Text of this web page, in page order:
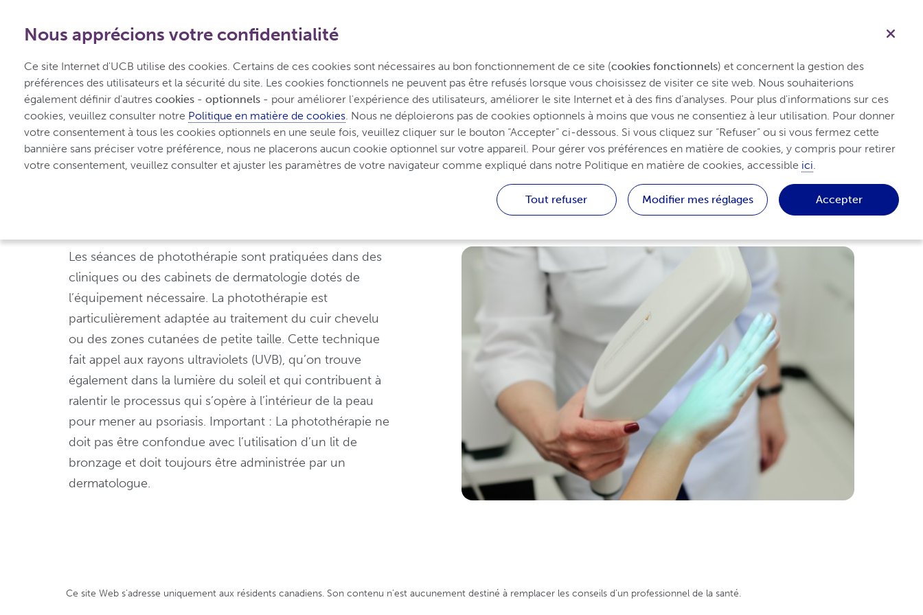
Psoriasis
UCBCares Traiter le psoriasis Photothérapie pour le traitement du psoriasis
Photothérapie pour le traitement du psoriasis
Les séances de photothérapie sont pratiquées dans des
cliniques ou des cabinets de dermatologie dotés de
l’équipement nécessaire. La photothérapie est
particulièrement adaptée au traitement du cuir chevelu
ou des zones cutanées de petite taille. Cette technique
fait appel aux rayons ultraviolets (UVB), qu’on trouve
également dans la lumière du soleil et qui contribuent à
ralentir le processus qui s’opère à l’intérieur de la peau
pour mener au psoriasis. Important : La photothérapie ne
doit pas être confondue avec l’utilisation d’un lit de
bronzage et doit toujours être administrée par un
dermatologue.
Ce site Web s’adresse uniquement aux résidents canadiens. Son contenu n’est aucunement destiné à remplacer les conseils d’un professionnel de la santé.
Nous apprécions votre confidentialité
Ce site Internet d'UCB utilise des cookies. Certains de ces cookies sont nécessaires au bon fonctionnement de ce site (cookies fonctionnels) et concernent la gestion des
préférences des utilisateurs et la sécurité du site. Les cookies fonctionnels ne peuvent pas être refusés lorsque vous choisissez de visiter ce site web. Nous souhaiterions
également définir d'autres cookies - optionnels - pour améliorer l'expérience des utilisateurs, améliorer le site Internet et à des fins d’analyses. Pour plus d'informations sur ces
cookies, veuillez consulter notre Politique en matière de cookies. Nous ne déploierons pas de cookies optionnels à moins que vous ne consentiez à leur utilisation. Pour donner
votre consentement à tous les cookies optionnels en une seule fois, veuillez cliquer sur le bouton “Accepter” ci-dessous. Si vous cliquez sur “Refuser” ou si vous fermez cette
bannière sans préciser votre préférence, nous ne placerons aucun cookie optionnel sur votre appareil. Pour gérer vos préférences en matière de cookies, y compris pour retirer
votre consentement, veuillez consulter et ajuster les paramètres de votre navigateur comme expliqué dans notre Politique en matière de cookies, accessible ici.
Tout refuser Modifier mes réglages Accepter